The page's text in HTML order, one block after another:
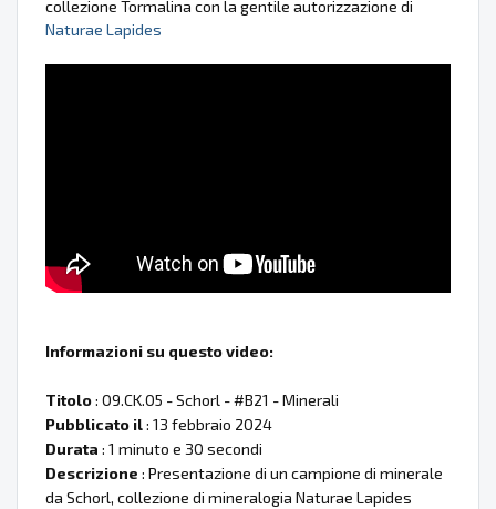
collezione Tormalina con la gentile autorizzazione di
Naturae Lapides
Informazioni su questo video:
Titolo: 09.CK.05 - Schorl - #B21 - Minerali
Pubblicato il: 13 febbraio 2024
Durata : 1 minuto e 30 secondi
Descrizione : Presentazione di un campione di minerale
da Schorl, collezione di mineralogia Naturae Lapides